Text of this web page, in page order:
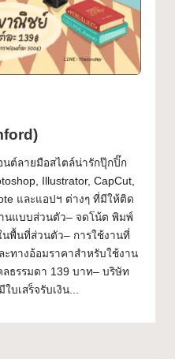
ต์ลายมือสไตล์น่ารักปุ๊กปิ๊ก
Illustrator, CapCut,
และแอปฯ ต่างๆ ที่มีให้ติด
นแบบส่วนตัว– จดโน้ต พิมพ์
นพื้นที่ส่วนตัว– การใช้งานที่
ะทางอ้อมราคาสำหรับใช้งาน
ธรรมดา 139 บาท– บริษัท
เสร็จรับเงิน...